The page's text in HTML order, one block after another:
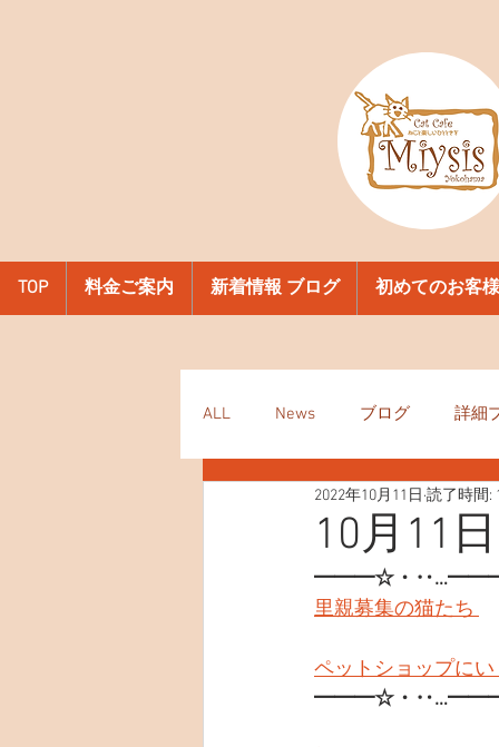
TOP 料金ご案内 新着情報 ブログ 初めてのお客
ALL News ブログ 詳細
10月11
2022年10月11日 読了時間:
━━━☆・
里親募集の猫たち
ペットショップに
━━━☆・